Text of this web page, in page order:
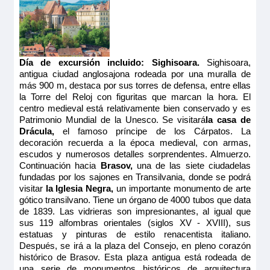
Tamaño
13.00m2
Ocupación máxima
2
Categoría
5 anclas
Quedan 2 camarotes
Camarote amplio y cómodo con cama grande separable,
baño (lavabo, ducha y aseo privados, toallas incluidas),
secador, televisión, caja fuerte y radio. Situado en el puente
principal con ventanas altas, ofrece una vista panorámica del
paisaje.
Tamaño
13.00m 2
Ocupación máxima
2
Categoría
5 anclas
Día de excursión incluido: Sighisoara. Sighisoara,
antigua ciudad anglosajona rodeada por una muralla de
más 900 m, destaca por sus torres de defensa, entre ellas
la Torre del Reloj con figuritas que marcan la hora. El
centro medieval está relativamente bien conservado y es
Patrimonio Mundial de la Unesco. Se visitarála casa de
Drácula,el famoso príncipe de los Cárpatos. La
decoración recuerda a la época medieval, con armas,
escudos y numerosos detalles sorprendentes. Almuerzo.
Continuación hacia Brasov, una de las siete ciudadelas
fundadas por los sajones en Transilvania, donde se podrá
visitar la Iglesia Negra, un importante monumento de arte
gótico transilvano. Tiene un órgano de 4000 tubos que data
de 1839. Las vidrieras son impresionantes, al igual que
sus 119 alfombras orientales (siglos XV - XVIII), sus
estatuas y pinturas de estilo renacentista italiano.
Después, se irá a la plaza del Consejo, en pleno corazón
histórico de Brasov. Esta plaza antigua está rodeada de